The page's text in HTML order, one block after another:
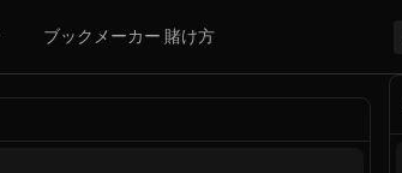
ブックメーカー 賭け方